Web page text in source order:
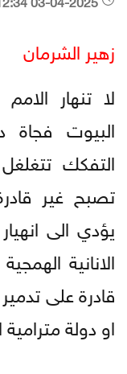
زهير الشرمان
لا تنهار
البيوت
التفكك
تصبح غير
يؤدي الى
الانانية
قادرة على
او دولة